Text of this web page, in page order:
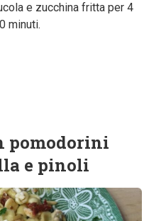
e zucchina fritta per 4
minuti.
pomodorini
e pinoli